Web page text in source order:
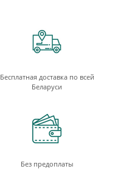
Бесплатная доставка по всей
Беларуси
Без предоплаты